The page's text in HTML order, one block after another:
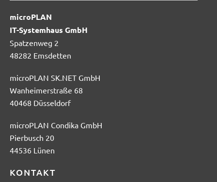
microPLAN
IT-Systemhaus GmbH
Spatzenweg 2
48282 Emsdetten
microPLAN SK.NET GmbH
Wanheimerstraße 68
40468 Düsseldorf
microPLAN Condika GmbH
Pierbusch 20
44536 Lünen
KONTAKT